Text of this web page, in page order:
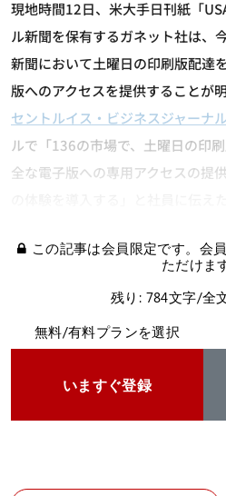
現地時間12日、米大手日刊紙「
ル新聞を保有するガネット社は、
新聞において土曜日の印刷版配達
版へのアクセスを提供することが
セントルイス・ビジネスジャーナル
ルで「136の市場で、土曜日の印
全な電子版への専用アクセスの提
この記事は会員限定です。会
ただけま
残り: 784文字/全
無料/有料プランを選択
いますぐ登録